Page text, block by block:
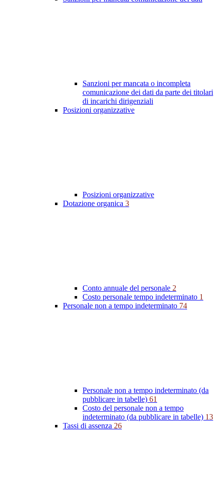
Sanzioni per mancata o incompleta
comunicazione dei dati da parte dei titolari
di incarichi dirigenziali
Posizioni organizzative
Posizioni organizzative
Dotazione organica 3
Conto annuale del personale 2
Costo personale tempo indeterminato 1
Personale non a tempo indeterminato 74
Personale non a tempo indeterminato (da
pubblicare in tabelle) 61
Costo del personale non a tempo
indeterminato (da pubblicare in tabelle) 13
Tassi di assenza 26